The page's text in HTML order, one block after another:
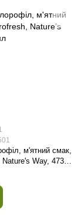
м'ятний смак,
Way, 473